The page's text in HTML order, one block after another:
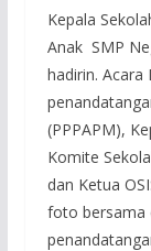
Kepala
Anak SMP
hadirin. Acara
(PPPAPM),
Komite
dan Ketua
foto bersama